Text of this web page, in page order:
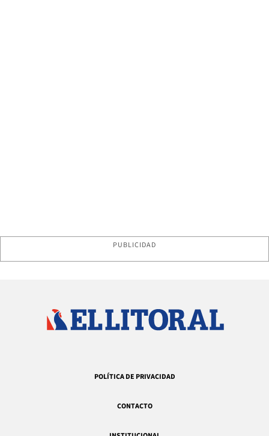
PUBLICIDAD
POLÍTICA DE PRIVACIDAD
CONTACTO